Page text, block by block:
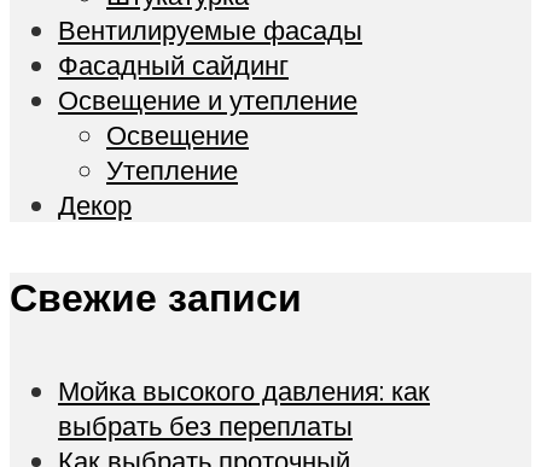
Вентилируемые фасады
Фасадный сайдинг
Освещение и утепление
Освещение
Утепление
Декор
Свежие записи
Мойка высокого давления: как
выбрать без переплаты